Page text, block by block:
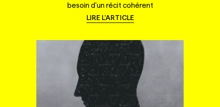
besoin d'un récit cohérent
LIRE L'ARTICLE